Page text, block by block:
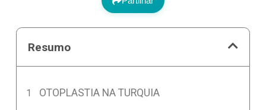
Resumo
OTOPLASTIA NA TURQUIA